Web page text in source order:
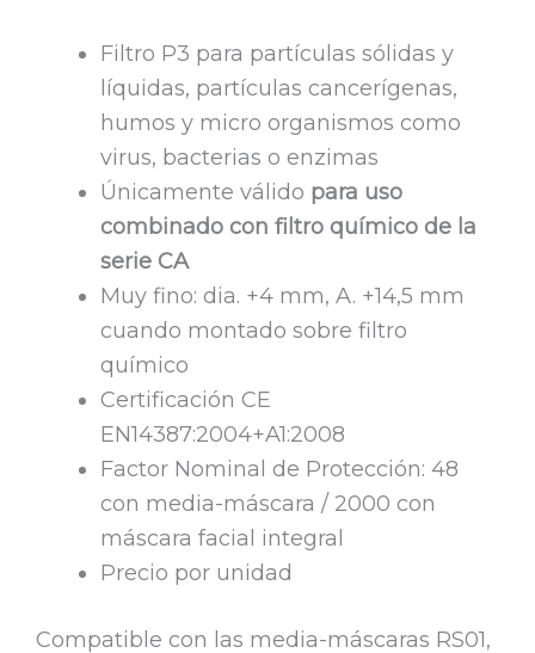
Filtro P3 para partículas sólidas y
líquidas, partículas cancerígenas,
humos y micro organismos como
virus, bacterias o enzimas
Únicamente válido para uso
combinado con filtro químico de la
serie CA
Muy fino: dia. +4 mm, A. +14,5 mm
cuando montado sobre filtro
químico
Certificación CE
EN14387:2004+A1:2008
Factor Nominal de Protección: 48
con media-máscara / 2000 con
máscara facial integral
Precio por unidad
Compatible con las media-máscaras RS01,